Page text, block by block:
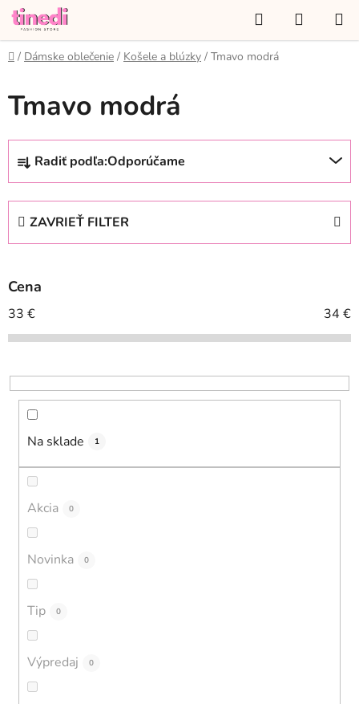
Prejsť
obsah
Hľadať
KOŠÍK
Domov
/ Dámske oblečenie / Košele a blúzky / Tmavo modrá
Tmavo modrá
R
d
e
p
r
o
u
k
Radiť podľa:Odporúčame
ZAVRIEŤ FILTER
Cena
33 € 34 €
Na sklade 1
Akcia 0
Novinka 0
Tip 0
Výpredaj 0